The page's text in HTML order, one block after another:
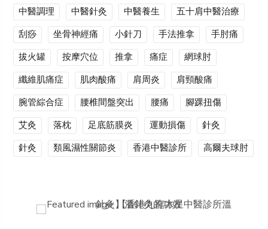
中醫調理
中醫針灸 中醫養生
五十肩中醫治療
刮痧
坐骨神經痛 小針刀 手法推拿
手肘痛
拔火罐
按摩穴位 推拿 痛症
網球肘
纖維肌痛症
肌肉酸痛 肩周炎
肩頸酸痛
腕管綜合症
腰椎間盤突出 腰痛
腳踝扭傷
艾灸
落枕 足底筋膜炎 運動損傷
針灸
針灸
類風濕性關節炎 香港中醫診所 高爾夫球肘